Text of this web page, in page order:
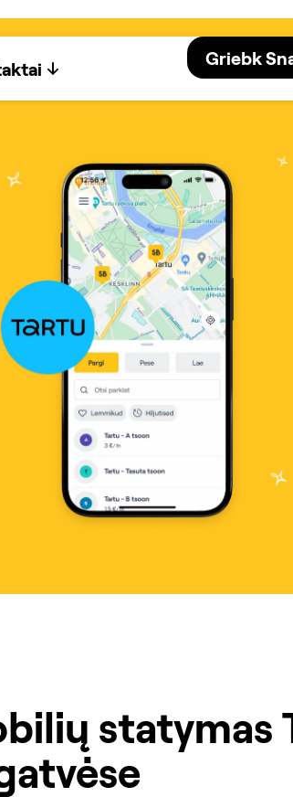
Griebk
statymas